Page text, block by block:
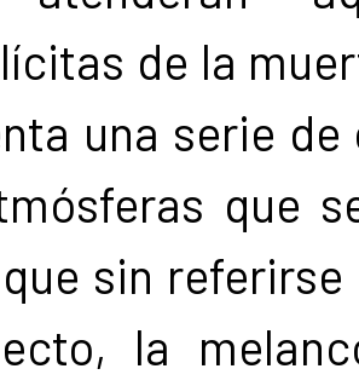
de la
una serie
que
sin
la